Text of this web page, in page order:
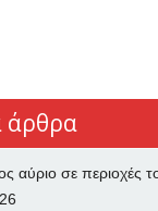
άρθρα
αύριο σε περιοχές